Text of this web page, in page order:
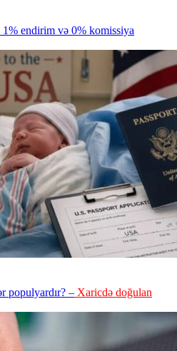
endirim və 0% komissiya
populyardır? – Xaricdə doğulan